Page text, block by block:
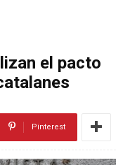
el pacto
Pinterest